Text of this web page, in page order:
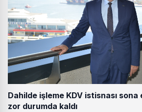
Dahilde işleme KDV istisnası
zor durumda kaldı